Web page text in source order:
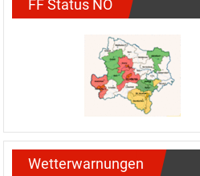
FF Status NÖ
Wetterwarnungen